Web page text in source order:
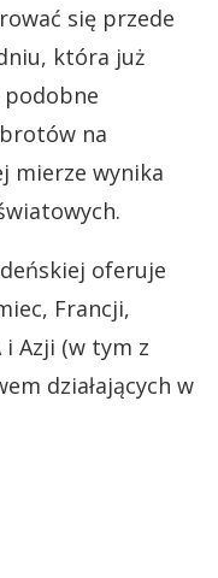
się przede
która już
podobne
na
mierze wynika
oferuje
Francji,
i Azji (w tym z
działających w